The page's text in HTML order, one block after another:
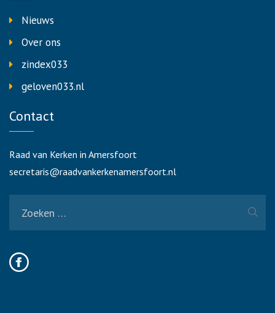
Nieuws
Over ons
zindex033
geloven033.nl
Contact
Raad van Kerken in Amersfoort
secretaris@raadvankerkenamersfoort.nl